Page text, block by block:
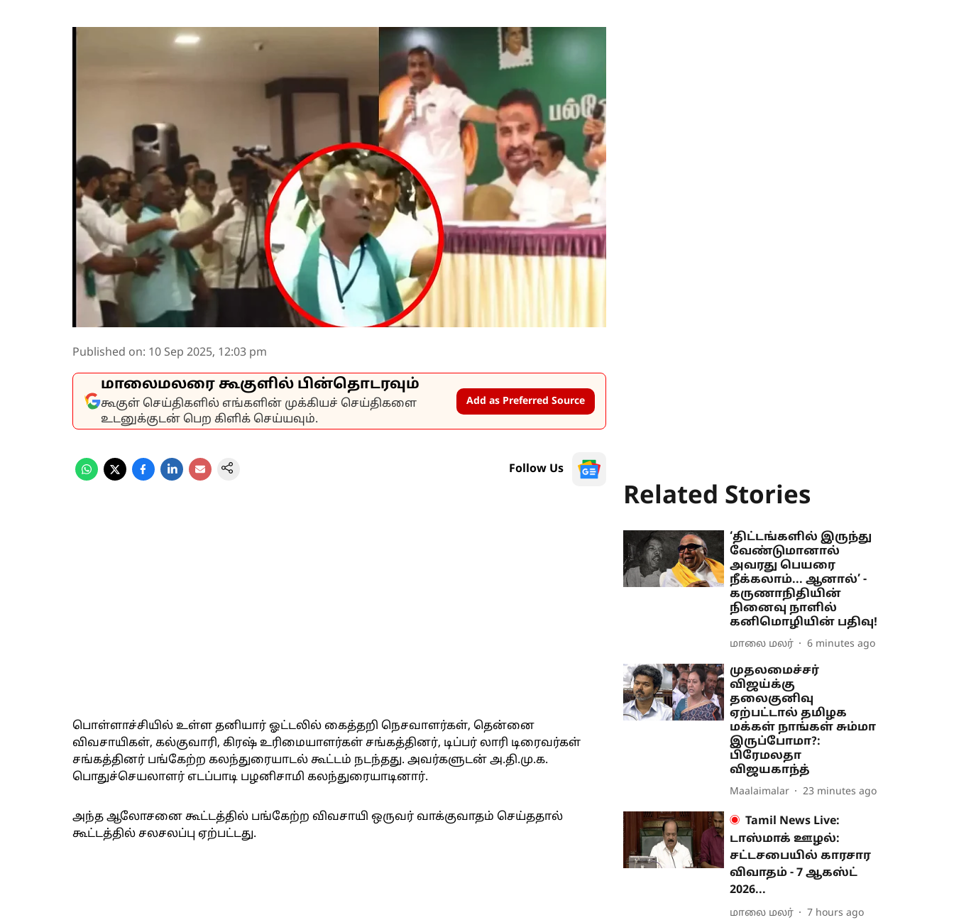
Published on: 10 Sep 2025, 12:03 pm
மாலைமலரை கூகுளில் பின்தொடரவும்
கூகுள் செய்திகளில் எங்களின் முக்கியச் செய்திகளை
உடனுக்குடன் பெற கிளிக் செய்யவும்.
Add as Preferred Source
Follow Us
பொள்ளாச்சியில் உள்ள தனியார் ஓட்டலில் கைத்தறி நெசவாளர்கள், தென்னை
விவசாயிகள், கல்குவாரி, கிரஷ் உரிமையாளர்கள் சங்கத்தினர், டிப்பர் லாரி டிரைவர்கள்
சங்கத்தினர் பங்கேற்ற கலந்துரையாடல் கூட்டம் நடந்தது. அவர்களுடன் அ.தி.மு.க.
பொதுச்செயலாளர் எடப்பாடி பழனிசாமி கலந்துரையாடினார்.
அந்த ஆலோசனை கூட்டத்தில் பங்கேற்ற விவசாயி ஒருவர் வாக்குவாதம் செய்ததால்
கூட்டத்தில் சலசலப்பு ஏற்பட்டது.
Related Stories
‘திட்டங்களில் இருந்து
வேண்டுமானால்
அவரது பெயரை
நீக்கலாம்... ஆனால்’ -
கருணாநிதியின்
நினைவு நாளில்
கனிமொழியின் பதிவு!
மாலை மலர் 6 minutes ago
முதலமைச்சர்
விஜய்க்கு
தலைகுனிவு
ஏற்பட்டால் தமிழக
மக்கள் நாங்கள் சும்மா
இருப்போமா?:
பிரேமலதா
விஜயகாந்த்
Maalaimalar 23 minutes ago
Tamil News Live:
டாஸ்மாக் ஊழல்:
சட்டசபையில் காரசார
விவாதம் - 7 ஆகஸ்ட்
2026...
மாலை மலர் 7 hours ago